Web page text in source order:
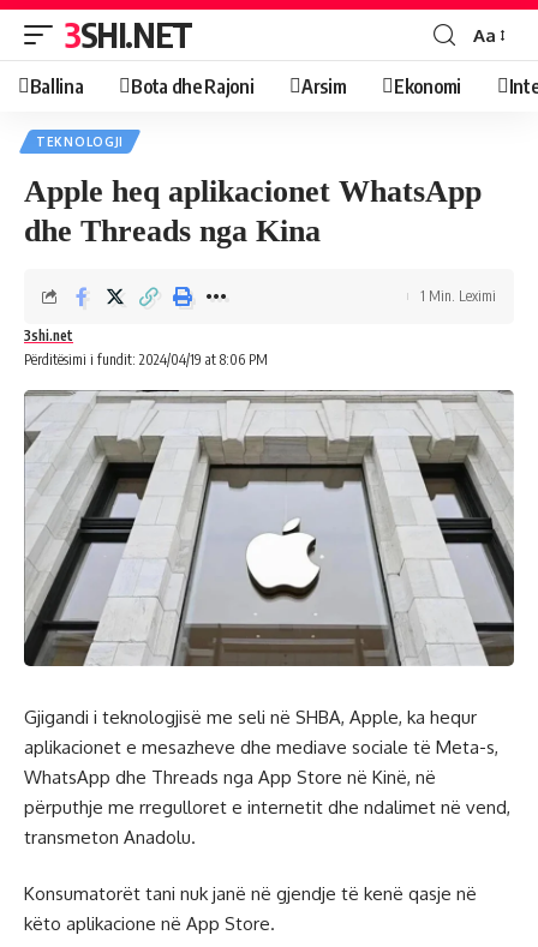
3SHI.NET Aa
Ballina Bota dhe Rajoni Arsim Ekonomi
TEKNOLOGJI
Apple heq aplikacionet WhatsApp
dhe Threads nga Kina
Përditësimi i fundit: 2024/04/19 at 8:06 PM
3shi.net
1 Min. Leximi
Gjigandi i teknologjisë me seli në SHBA, Apple, ka hequr
aplikacionet e mesazheve dhe mediave sociale të Meta-s,
WhatsApp dhe Threads nga App Store në Kinë, në
përputhje me rregulloret e internetit dhe ndalimet në vend,
transmeton Anadolu.
Konsumatorët tani nuk janë në gjendje të kenë qasje në
këto aplikacione në App Store.